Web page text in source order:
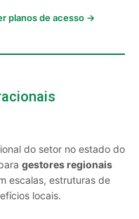
planos de acesso →
do setor no estado do
gestores regionais
escalas, estruturas de
locais.